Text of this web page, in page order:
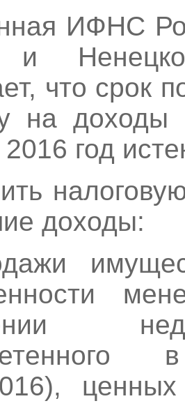
ИФНС
и
что срок
на
год
доходы: